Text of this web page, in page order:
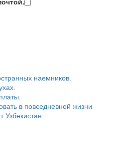
наемников.
в повседневной жизни